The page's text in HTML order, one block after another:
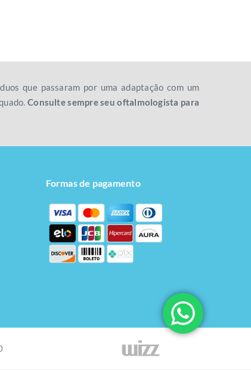
que passaram por uma adaptação com um
Consulte sempre seu oftalmologista para
Formas de pagamento